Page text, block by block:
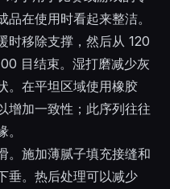
在使用时看起来整洁。
时移除支撑，然后从 120
目结束。湿打磨减少灰
。在平坦区域使用橡胶
增加一致性；此序列往往
。施加薄腻子填充接缝和
垂。热后处理可以减少